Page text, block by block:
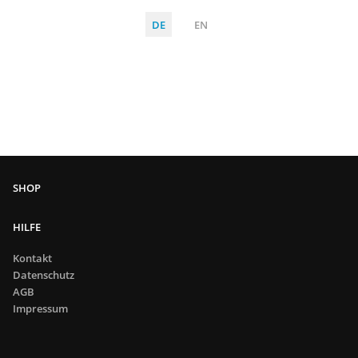
DE EN
HILFE
Kontakt
Datenschutz
AGB
Impressum